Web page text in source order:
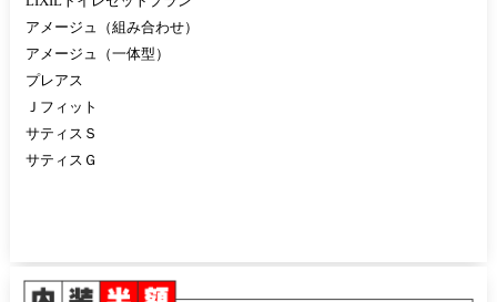
アメージュ（組み合わせ）
アメージュ（一体型）
プレアス
Ｊフィット
サティスＳ
サティスＧ